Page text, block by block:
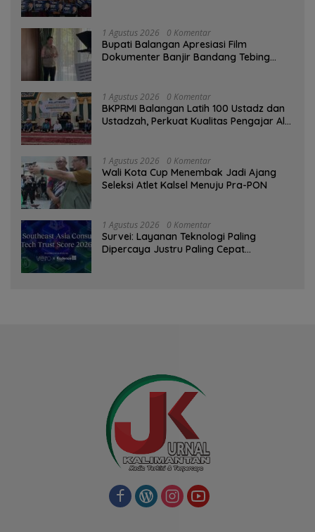
1 Agustus 2026 0 Komentar
Bupati Balangan Apresiasi Film
Dokumenter Banjir Bandang Tebing
1 Agustus 2026 0 Komentar
BKPRMI Balangan Latih 100 Ustadz dan
Ustadzah, Perkuat Kualitas Pengajar Al-
1 Agustus 2026 0 Komentar
Wali Kota Cup Menembak Jadi Ajang
Seleksi Atlet Kalsel Menuju Pra-PON
1 Agustus 2026 0 Komentar
Survei: Layanan Teknologi Paling
Dipercaya Justru Paling Cepat